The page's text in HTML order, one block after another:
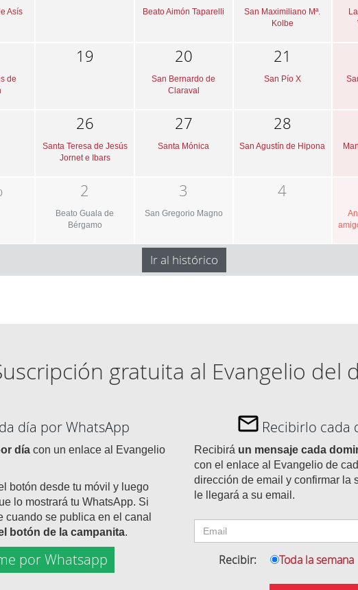
Asís Beato Aimón Taparelli
San Maximiliano Mª.
Kolbe
de
19 20
San Bernardo de
Claraval
21
San Pío X
26
Santa Teresa de Jesús
Jornet e Ibars
27
Santa Mónica
28
San Agustín de Hipona
2
Beato Guala de
Bérgamo
3
San Gregorio Magno
4
Ir al histórico
gratuita al Evangelio del
día por WhatsApp
día con un enlace al Evangelio
botón desde tu móvil y luego
lo mostrará tu WhatsApp. Si
se publica en el canal
botón de la campanita.
por Whatsapp
Recibirlo cada
Recibirá un mensaje cada
con el enlace al Evangelio de
dirección de email y confirmar la
le llegará a su email.
Recibir: Toda la semana